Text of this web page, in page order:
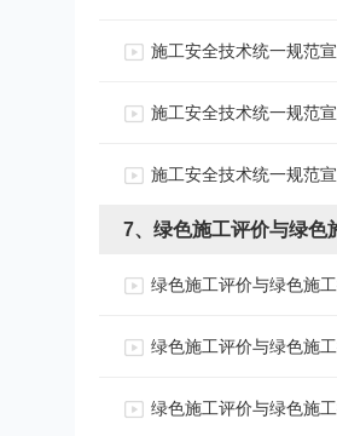
施工安全技术统一规范
施工安全技术统一规范
施工安全技术统一规范
7、绿色施工评价与绿色
绿色施工评价与绿色施
绿色施工评价与绿色施
绿色施工评价与绿色施